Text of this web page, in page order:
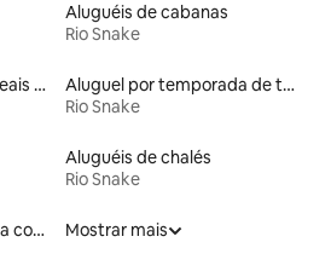
Aluguéis de cabanas
Rio Snake
Aluguéis de espaços ideais para famílias
Aluguel por temporada de tendas tipi
Rio Snake
Aluguéis de chalés
Rio Snake
Aluguéis por temporada com acesso à praia
Mostrar mais